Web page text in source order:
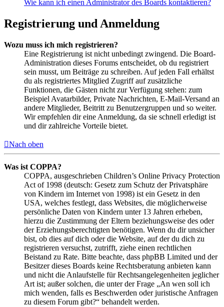
Wie kann ich einen Administrator des Boards kontaktieren?
Registrierung und Anmeldung
Wozu muss ich mich registrieren?
Eine Registrierung ist nicht unbedingt zwingend. Die Board-
Administration dieses Forums entscheidet, ob du registriert
sein musst, um Beiträge zu schreiben. Auf jeden Fall erhältst
du als registriertes Mitglied Zugriff auf zusätzliche
Funktionen, die Gästen nicht zur Verfügung stehen: zum
Beispiel Avatarbilder, Private Nachrichten, E-Mail-Versand an
andere Mitglieder, Beitritt zu Benutzergruppen und so weiter.
Wir empfehlen dir eine Anmeldung, da sie schnell erledigt ist
und dir zahlreiche Vorteile bietet.
Nach oben
Was ist COPPA?
COPPA, ausgeschrieben Children’s Online Privacy Protection
Act of 1998 (deutsch: Gesetz zum Schutz der Privatsphäre
von Kindern im Internet von 1998) ist ein Gesetz in den
USA, welches festlegt, dass Websites, die möglicherweise
persönliche Daten von Kindern unter 13 Jahren erheben,
hierzu die Zustimmung der Eltern beziehungsweise des oder
der Erziehungsberechtigten benötigen. Wenn du dir unsicher
bist, ob dies auf dich oder die Website, auf der du dich zu
registrieren versuchst, zutrifft, ziehe einen rechtlichen
Beistand zu Rate. Bitte beachte, dass phpBB Limited und der
Besitzer dieses Boards keine Rechtsberatung anbieten kann
und nicht die Anlaufstelle für Rechtsangelegenheiten jeglicher
Art ist; außer solchen, die unter der Frage „An wen soll ich
mich wenden, falls es Beschwerden oder juristische Anfragen
zu diesem Forum gibt?“ behandelt werden.